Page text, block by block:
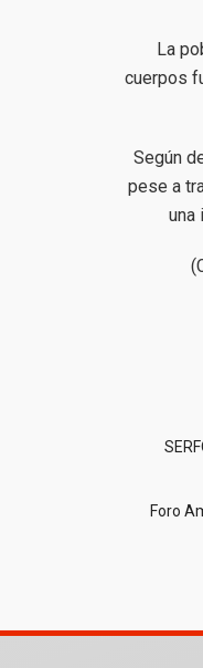
La
cuerpos
Según
pese a
una
Foro